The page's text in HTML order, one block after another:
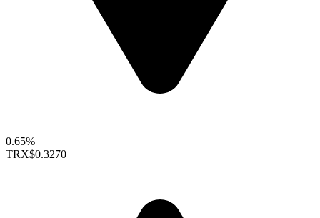
0.65%
TRX$0.3270